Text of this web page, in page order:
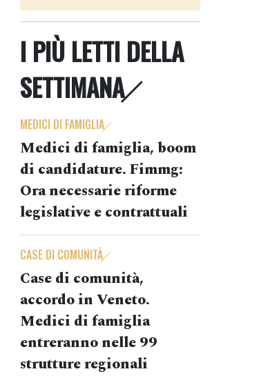
I PIÙ LETTI DELLA
SETTIMANA
MEDICI DI FAMIGLIA
Medici di famiglia, boom
di candidature. Fimmg:
Ora necessarie riforme
legislative e contrattuali
CASE DI COMUNITÀ
Case di comunità,
accordo in Veneto.
Medici di famiglia
entreranno nelle 99
strutture regionali